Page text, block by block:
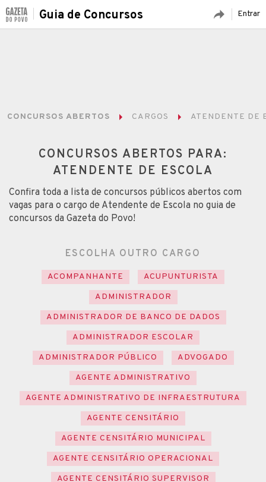
Entrar
Guia de Concursos
CONCURSOS ABERTOS CARGOS ATENDENTE DE
CONCURSOS ABERTOS PARA:
ATENDENTE DE ESCOLA
Confira toda a lista de concursos públicos abertos com
vagas para o cargo de Atendente de Escola no guia de
concursos da Gazeta do Povo!
ESCOLHA OUTRO CARGO
ACOMPANHANTE
ACUPUNTURISTA
ADMINISTRADOR
ADMINISTRADOR DE BANCO DE DADOS
ADMINISTRADOR ESCOLAR
ADMINISTRADOR PÚBLICO
ADVOGADO
AGENTE ADMINISTRATIVO
AGENTE ADMINISTRATIVO DE INFRAESTRUTURA
AGENTE CENSITÁRIO
AGENTE CENSITÁRIO MUNICIPAL
AGENTE CENSITÁRIO OPERACIONAL
AGENTE CENSITÁRIO SUPERVISOR